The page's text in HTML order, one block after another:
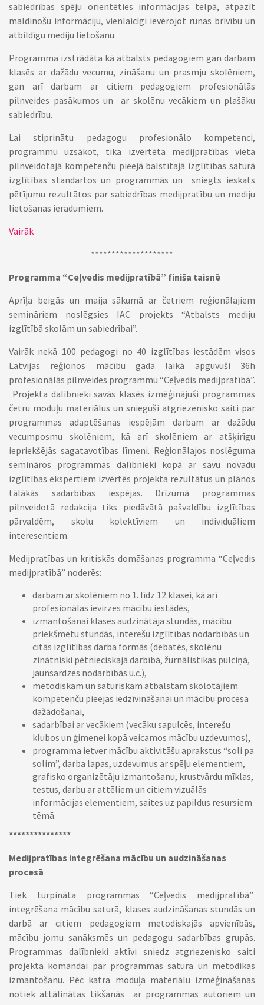
sabiedrības spēju orientēties informācijas telpā, atpazīt
maldinošu informāciju, vienlaicīgi ievērojot runas brīvību un
atbildīgu mediju lietošanu.
Programma izstrādāta kā atbalsts pedagogiem gan darbam
klasēs ar dažādu vecumu, zināšanu un prasmju skolēniem,
gan arī darbam ar citiem pedagogiem profesionālās
pilnveides pasākumos un ar skolēnu vecākiem un plašāku
sabiedrību.
Lai stiprinātu pedagogu profesionālo kompetenci,
programmu uzsākot, tika izvērtēta medijpratības vieta
pilnveidotajā kompetenču pieejā balstītajā izglītības saturā
izglītības standartos un programmās un sniegts ieskats
pētījumu rezultātos par sabiedrības medijpratību un mediju
lietošanas ieradumiem.
Vairāk
********************
Programma “Ceļvedis medijpratībā” finiša taisnē
Aprīļa beigās un maija sākumā ar četriem reģionālajiem
semināriem noslēgsies IAC projekts “Atbalsts mediju
izglītībā skolām un sabiedrībai”.
Vairāk nekā 100 pedagogi no 40 izglītības iestādēm visos
Latvijas reģionos mācību gada laikā apguvuši 36h
profesionālās pilnveides programmu “Ceļvedis medijpratībā”.
Projekta dalībnieki savās klasēs izmēģinājuši programmas
četru moduļu materiālus un snieguši atgriezenisko saiti par
programmas adaptēšanas iespējām darbam ar dažādu
vecumposmu skolēniem, kā arī skolēniem ar atšķirīgu
iepriekšējās sagatavotības līmeni. Reģionālajos noslēguma
semināros programmas dalībnieki kopā ar savu novadu
izglītības ekspertiem izvērtēs projekta rezultātus un plānos
tālākās sadarbības iespējas. Drīzumā programmas
pilnveidotā redakcija tiks piedāvātā pašvaldību izglītības
pārvaldēm, skolu kolektīviem un individuāliem
interesentiem.
Medijpratības un kritiskās domāšanas programma “Ceļvedis
medijpratībā” noderēs:
darbam ar skolēniem no 1. līdz 12.klasei, kā arī
profesionālas ievirzes mācību iestādēs,
izmantošanai klases audzinātāja stundās, mācību
priekšmetu stundās, interešu izglītības nodarbībās un
citās izglītības darba formās (debatēs, skolēnu
zinātniski pētnieciskajā darbībā, žurnālistikas pulciņā,
jaunsardzes nodarbībās u.c.),
metodiskam un saturiskam atbalstam skolotājiem
kompetenču pieejas iedzīvināšanai un mācību procesa
dažādošanai,
sadarbībai ar vecākiem (vecāku sapulcēs, interešu
klubos un ģimenei kopā veicamos mācību uzdevumos),
programma ietver mācību aktivitāšu aprakstus “soli pa
solim”, darba lapas, uzdevumus ar spēļu elementiem,
grafisko organizētāju izmantošanu, krustvārdu mīklas,
testus, darbu ar attēliem un citiem vizuālās
informācijas elementiem, saites uz papildus resursiem
tēmā.
***************
Medijpratības integrēšana mācību un audzināšanas
procesā
Tiek turpināta programmas “Ceļvedis medijpratībā”
integrēšana mācību saturā, klases audzināšanas stundās un
darbā ar citiem pedagogiem metodiskajās apvienībās,
mācību jomu sanāksmēs un pedagogu sadarbības grupās.
Programmas dalībnieki aktīvi sniedz atgriezenisko saiti
projekta komandai par programmas satura un metodikas
izmantošanu. Pēc katra moduļa materiālu izmēģināšanas
notiek attālinātas tikšanās ar programmas autoriem un